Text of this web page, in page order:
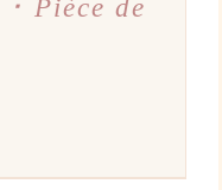
Pièce de